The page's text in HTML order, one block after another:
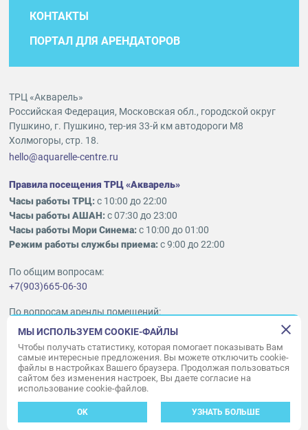
КОНТАКТЫ
ПОРТАЛ ДЛЯ АРЕНДАТОРОВ
ТРЦ «Акварель»
Российская Федерация, Московская обл., городской округ
Пушкино, г. Пушкино, тер-ия 33-й км автодороги М8
Холмогоры, стр. 18.
hello@aquarelle-centre.ru
Правила посещения ТРЦ «Акварель»
Часы работы ТРЦ:с 10:00 до 22:00
Часы работы АШАН:с 07:30 до 23:00
Часы работы Мори Синема:с 10:00 до 01:00
Режим работы службы приема:с 9:00 до 22:00
По общим вопросам:
+7(903)665-06-30
По вопросам аренды помещений:
ukleykina@nhood.com
+7(903)665-98-78
© ООО «Акварель» 2010–2026.
Все права защищены
Создание сайта —
МЫ ИСПОЛЬЗУЕМ COOKIE-ФАЙЛЫ
Чтобы получать статистику, которая помогает показывать Вам
самые интересные предложения. Вы можете отключить cookie-
файлы в настройках Вашего браузера. Продолжая пользоваться
сайтом без изменения настроек, Вы даете согласие на
использование cookie-файлов.
OK УЗНАТЬ БОЛЬШЕ